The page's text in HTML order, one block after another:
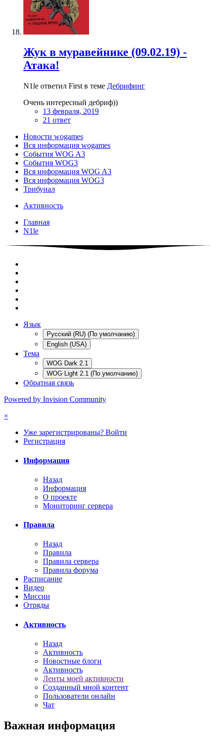
Жук в муравейнике (09.02.19) -
Атака!
N1le ответил First в теме Дебрифинг
Очень интересный дебриф))
13 февраля, 2019
21 ответ
Новости wogames
Вся информация wogames
События WOG A3
События WOG3
Вся информация WOG A3
Вся информация WOG3
Трибунал
Активность
Главная
N1le
Язык
Русский (RU) (По умолчанию)
English (USA)
Тема
WOG Dark 2.1
WOG Light 2.1 (По умолчанию)
Обратная связь
Powered by Invision Community
×
Уже зарегистрированы? Войти
Регистрация
Информация
Назад
Информация
О проекте
Мониторинг сервера
Правила
Назад
Правила
Правила сервера
Правила форума
Расписание
Видео
Миссии
Отряды
Активность
Назад
Активность
Новостные блоги
Активность
Ленты моей активности
Созданный мной контент
Пользователи онлайн
Чат
Важная информация